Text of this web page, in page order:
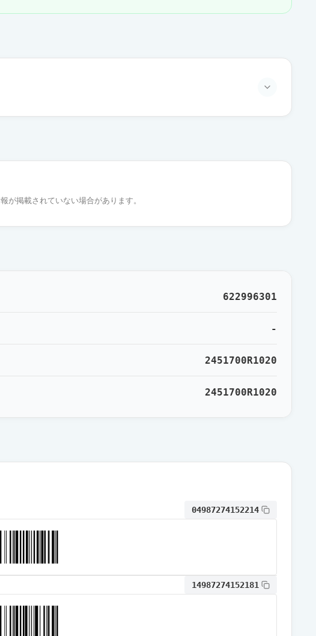
掲載されていない場合があります。
622996301
-
2451700R1020
2451700R1020
04987274152214
14987274152181